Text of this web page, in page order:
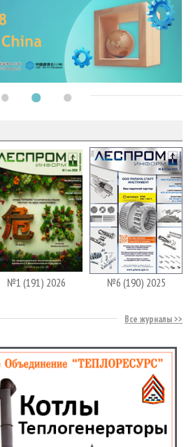
№1 (191) 2026 №6 (190) 2025
Все журналы